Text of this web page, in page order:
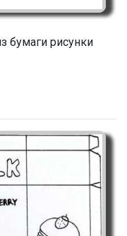
бумаги рисунки